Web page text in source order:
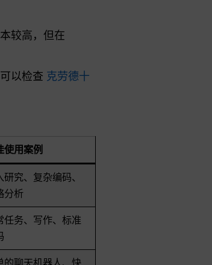
较高，但在
以检查 克劳德十
使用案例
研究、复杂编码、
分析
任务、写作、标准